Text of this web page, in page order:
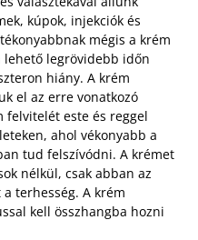
kúpok, injekciók és
mégis a krém
lehető legrövidebb időn
hiány. A krém
el az erre vonatkozó
felvitelét este és reggel
ahol vékonyabb a
tud felszívódni. A krémet
nélkül, csak abban az
terhesség. A krém
kell összhangba hozni